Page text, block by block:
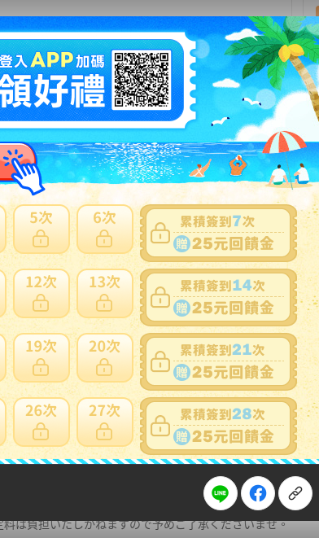
標 得標填寫委託單
程
信用賣家。
は負担いたしかねますので予めご了承くださいませ。